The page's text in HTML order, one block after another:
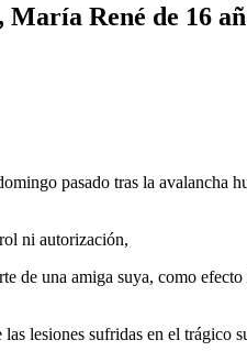
René de 16
pasado tras la avalancha
ni autorización,
una amiga suya, como
lesiones sufridas en el trágico